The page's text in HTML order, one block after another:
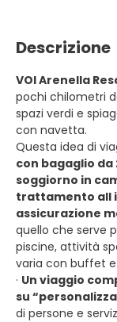
Descrizione
VOI Arenella
pochi chilometri
spazi verdi e
con navetta.
Questa idea di
con bagaglio
soggiorno in
trattamento all
assicurazione
quello che serve
piscine, attività
varia con buffet
· Un viaggio
su
di persone e